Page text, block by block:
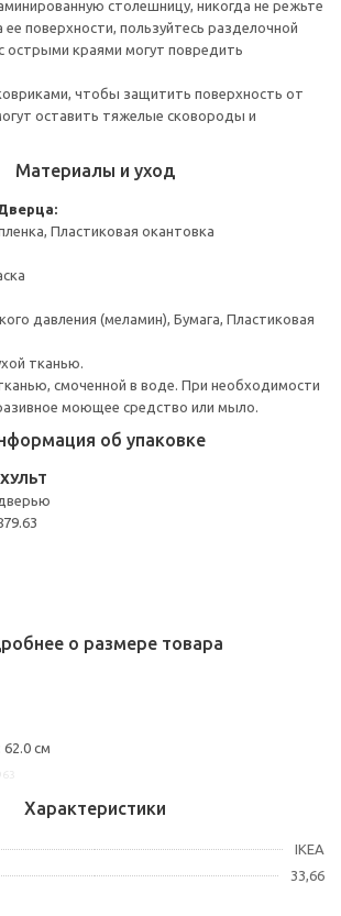
столешницу, никогда не режьте
ее поверхности, пользуйтесь разделочной
острыми краями могут повредить
чтобы защитить поверхность от
оставить тяжелые сковороды и
Материалы и уход
Пластиковая окантовка
давления (меламин), Бумага, Пластиковая
тканью.
смоченной в воде. При необходимости
моющее средство или мыло.
об упаковке
о размере товара
см
Характеристики
IKEA
33,66